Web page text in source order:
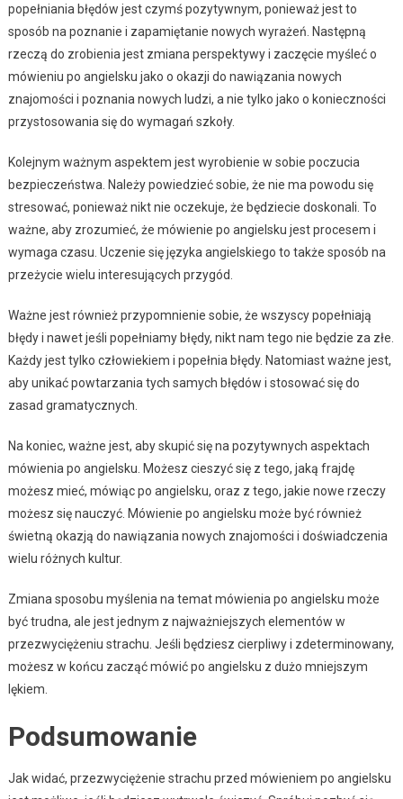
popełniania błędów jest czymś pozytywnym, ponieważ jest to
sposób na poznanie i zapamiętanie nowych wyrażeń. Następną
rzeczą do zrobienia jest zmiana perspektywy i zaczęcie myśleć o
mówieniu po angielsku jako o okazji do nawiązania nowych
znajomości i poznania nowych ludzi, a nie tylko jako o konieczności
przystosowania się do wymagań szkoły.
Kolejnym ważnym aspektem jest wyrobienie w sobie poczucia
bezpieczeństwa. Należy powiedzieć sobie, że nie ma powodu się
stresować, ponieważ nikt nie oczekuje, że będziecie doskonali. To
ważne, aby zrozumieć, że mówienie po angielsku jest procesem i
wymaga czasu. Uczenie się języka angielskiego to także sposób na
przeżycie wielu interesujących przygód.
Ważne jest również przypomnienie sobie, że wszyscy popełniają
błędy i nawet jeśli popełniamy błędy, nikt nam tego nie będzie za złe.
Każdy jest tylko człowiekiem i popełnia błędy. Natomiast ważne jest,
aby unikać powtarzania tych samych błędów i stosować się do
zasad gramatycznych.
Na koniec, ważne jest, aby skupić się na pozytywnych aspektach
mówienia po angielsku. Możesz cieszyć się z tego, jaką frajdę
możesz mieć, mówiąc po angielsku, oraz z tego, jakie nowe rzeczy
możesz się nauczyć. Mówienie po angielsku może być również
świetną okazją do nawiązania nowych znajomości i doświadczenia
wielu różnych kultur.
Zmiana sposobu myślenia na temat mówienia po angielsku może
być trudna, ale jest jednym z najważniejszych elementów w
przezwyciężeniu strachu. Jeśli będziesz cierpliwy i zdeterminowany,
możesz w końcu zacząć mówić po angielsku z dużo mniejszym
lękiem.
Podsumowanie
Jak widać, przezwyciężenie strachu przed mówieniem po angielsku